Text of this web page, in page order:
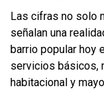
Las cifras no solo
señalan una
barrio popular hoy
servicios básicos,
habitacional y